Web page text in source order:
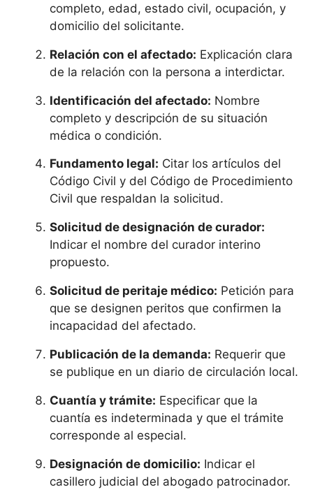
completo, edad, estado civil, ocupación, y
domicilio del solicitante.
Relación con el afectado: Explicación clara
de la relación con la persona a interdictar.
Identificación del afectado: Nombre
completo y descripción de su situación
médica o condición.
Fundamento legal: Citar los artículos del
Código Civil y del Código de Procedimiento
Civil que respaldan la solicitud.
Solicitud de designación de curador:
Indicar el nombre del curador interino
propuesto.
Solicitud de peritaje médico: Petición para
que se designen peritos que confirmen la
incapacidad del afectado.
Publicación de la demanda: Requerir que
se publique en un diario de circulación local.
Cuantía y trámite: Especificar que la
cuantía es indeterminada y que el trámite
corresponde al especial.
Designación de domicilio: Indicar el
casillero judicial del abogado patrocinador.